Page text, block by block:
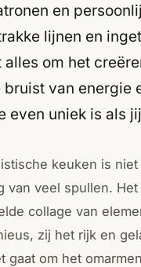
en
lijnen en
alles om het
van energie
even uniek is als
keuken is
van veel spullen.
collage van
zij het rijk en
gaat om het